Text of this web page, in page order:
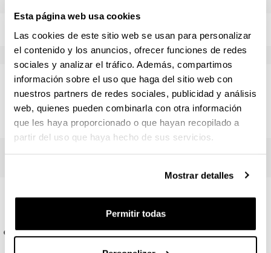
Esta página web usa cookies
Las cookies de este sitio web se usan para personalizar
el contenido y los anuncios, ofrecer funciones de redes
sociales y analizar el tráfico. Además, compartimos
información sobre el uso que haga del sitio web con
nuestros partners de redes sociales, publicidad y análisis
web, quienes pueden combinarla con otra información
que les haya proporcionado o que hayan recopilado a
partir del uso que haya hecho de sus servicios.
Mostrar detalles
Permitir todas
Materia
Administraciones Públicas y Participación Ciudadana
Aplicación Práctica de los Contenidos Metodológicos en un
El Nuevo Escenario Político y la Acción Colectiva I
Experiencias y Mecanismos de Participación I
Investigación-Acción y Metodologías para la Participación I
Trabajo Fin de Máster
Número de créditosECTS: 20
Profesorado de TFM
Competencias
Competencias